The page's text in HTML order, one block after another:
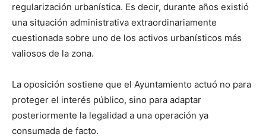
regularización urbanística. Es decir, durante años existió
una situación administrativa extraordinariamente
cuestionada sobre uno de los activos urbanísticos más
valiosos de la zona.
La oposición sostiene que el Ayuntamiento actuó no para
proteger el interés público, sino para adaptar
posteriormente la legalidad a una operación ya
consumada de facto.